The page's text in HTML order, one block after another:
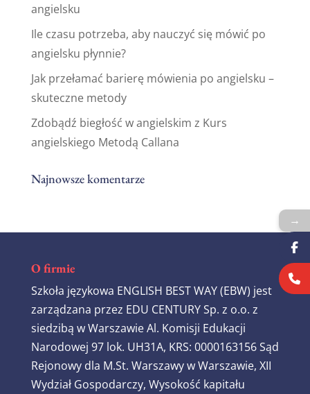
angielsku
Ile czasu potrzeba, aby nauczyć się mówić po
angielsku płynnie?
Jak przełamać barierę mówienia po angielsku –
skuteczne metody
Zdobądź biegłość w angielskim z Kurs
angielskiego Metodą Callana
Najnowsze komentarze
O firmie
Szkoła językowa ENGLISH BEST WAY (EBW) jest
zarządzana przez EDU CENTURY Sp. z o.o. z
siedzibą w Warszawie Al. Komisji Edukacji
Narodowej 97 lok. UH31A, KRS: 0000163156 Sąd
Rejonowy dla M.St. Warszawy w Warszawie, XII
Wydział Gospodarczy, Wysokość kapitału
→